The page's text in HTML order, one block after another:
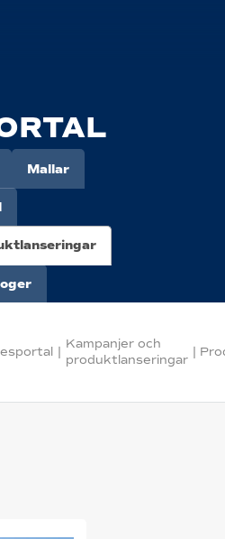
Mallar
|
Kampanjer och
produktlanseringar
|